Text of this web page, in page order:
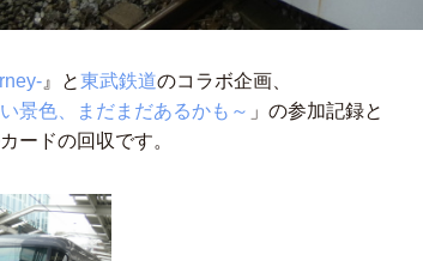
』と東武鉄道のコラボ企画、
景色、まだまだあるかも～ 」の参加記録と
ードの回収です。